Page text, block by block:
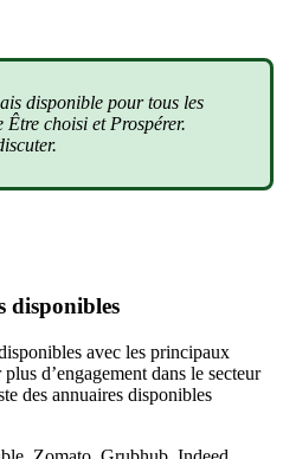
disponible pour tous les
choisi et Prospérer.
disponibles
avec les principaux
d’engagement dans le secteur
des annuaires disponibles